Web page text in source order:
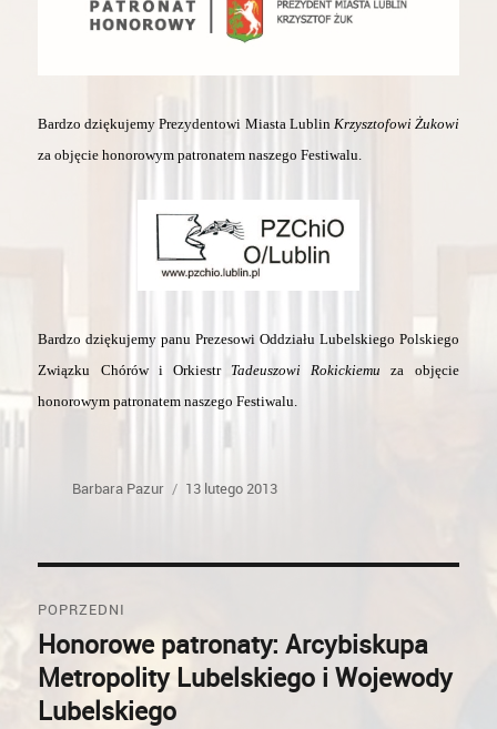
Bardzo dziękujemy Prezydentowi Miasta Lublin Krzysztofowi Żukowi
za objęcie honorowym patronatem naszego Festiwalu.
Bardzo dziękujemy panu Prezesowi Oddziału Lubelskiego Polskiego
Związku Chórów i Orkiestr Tadeuszowi Rokickiemu za objęcie
honorowym patronatem naszego Festiwalu.
Autor
Barbara Pazur Opublikowano
13 lutego 2013
wpisu
POPRZEDNI
Poprzedni
wpis:
Honorowe patronaty: Arcybiskupa
Metropolity Lubelskiego i Wojewody
Lubelskiego